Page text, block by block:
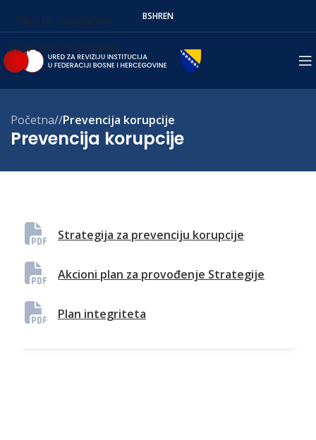
Skip to navigation
Skip to main content
BSHREN
Prevencija korupcije
Početna/ Prevencija korupcije
Strategija za prevenciju korupcije
Akcioni plan za provođenje Strategije
Plan integriteta